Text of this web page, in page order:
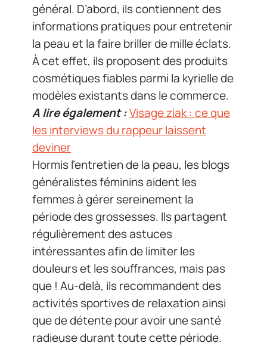
général. D’abord, ils contiennent des
informations pratiques pour entretenir
la peau et la faire briller de mille éclats.
À cet effet, ils proposent des produits
cosmétiques fiables parmi la kyrielle de
modèles existants dans le commerce.
A lire également :Visage ziak : ce que
les interviews du rappeur laissent
deviner
Hormis l’entretien de la peau, les blogs
généralistes féminins aident les
femmes à gérer sereinement la
période des grossesses. Ils partagent
régulièrement des astuces
intéressantes afin de limiter les
douleurs et les souffrances, mais pas
que ! Au-delà, ils recommandent des
activités sportives de relaxation ainsi
que de détente pour avoir une santé
radieuse durant toute cette période.